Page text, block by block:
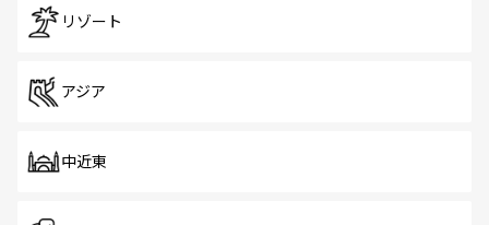
リゾート
アジア
中近東